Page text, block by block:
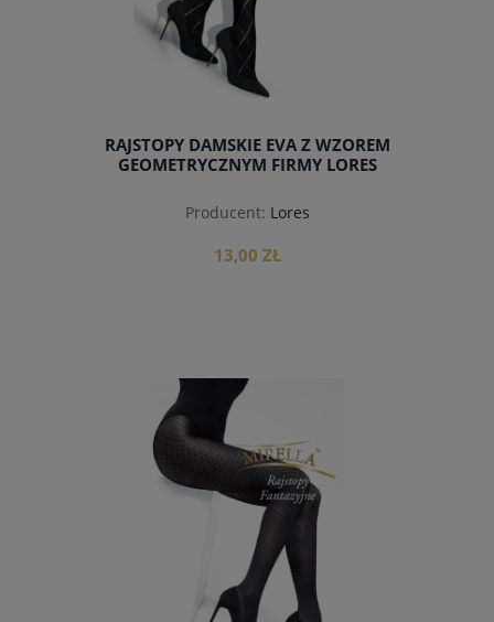
RAJSTOPY DAMSKIE EVA Z WZOREM
GEOMETRYCZNYM FIRMY LORES
Producent: Lores
13,00 ZŁ
do koszyka